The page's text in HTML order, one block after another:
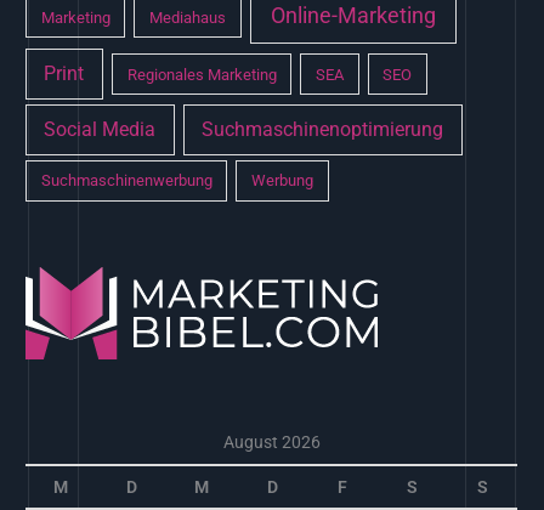
Marketing Mediahaus Online-Marketing
Print Regionales Marketing SEA SEO
Social Media Suchmaschinenoptimierung
Suchmaschinenwerbung Werbung
August 2026
M D M D F S S